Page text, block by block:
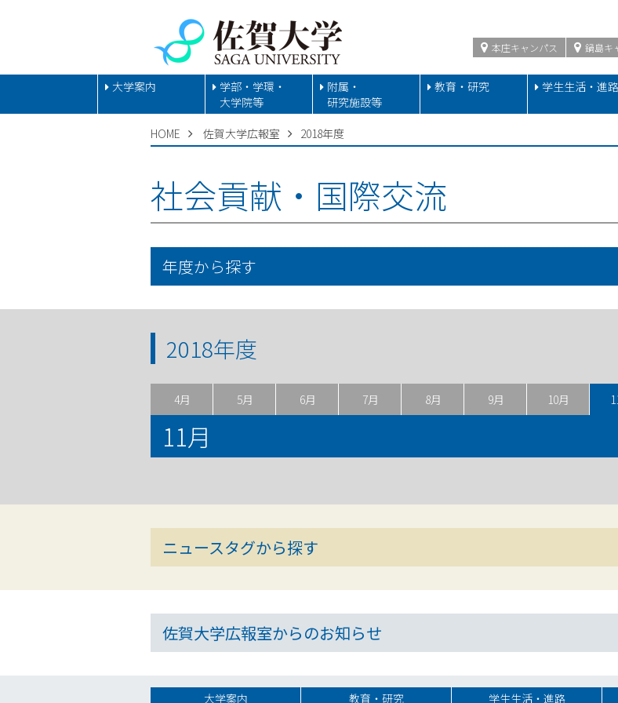
本庄キャンパス 鍋島キ
大学案内
学部・学環・
大学院等
附属・
研究施設等
教育・研究 学生生活・進路
HOME 佐賀大学広報室 2018年度
社会貢献・国際交流
年度から探す
2018年度
4月 5月 6月 7月 8月 9月 10月
11月
ニュースタグから探す
佐賀大学広報室からのお知らせ
大学案内 教育・研究 学生生活・進路